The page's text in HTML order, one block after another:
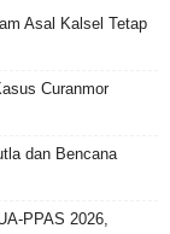
Asal Kalsel Tetap
Curanmor
dan Bencana
PPAS 2026,